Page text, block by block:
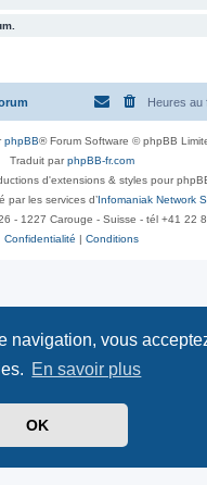
navigation, vous
En savoir plus
OK
Heures au
phpBB® Forum Software © phpBB
Traduit parphpBB-fr.com
d'extensions & styles pour
par les services d’ Infomaniak Network
- 1227 Carouge - Suisse - tél +41 22
Confidentialité
Conditions